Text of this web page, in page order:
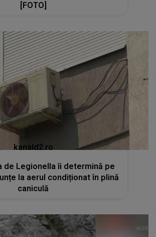
[FOTO]
kanald2.ro
de Legionella îi determină pe
la aerul condiționat în plină
caniculă